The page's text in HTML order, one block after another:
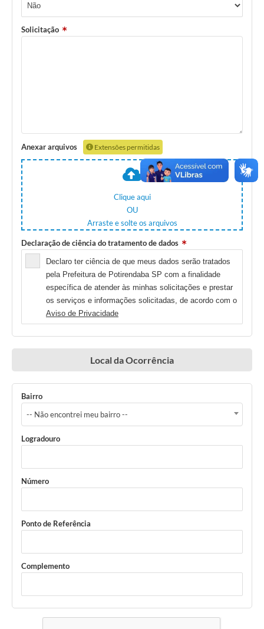
Solicitação
Anexar arquivos Extensões permitidas
Clique aqui
OU
Arraste e solte os arquivos
Declaração de ciência do tratamento de dados
Declaro ter ciência de que meus dados serão tratados
pela Prefeitura de Potirendaba SP com a finalidade
específica de atender às minhas solicitações e prestar
os serviços e informações solicitadas, de acordo com o
Aviso de Privacidade
Local da Ocorrência
Bairro
-- Não encontrei meu bairro --
Logradouro
Número
Ponto de Referência
Complemento